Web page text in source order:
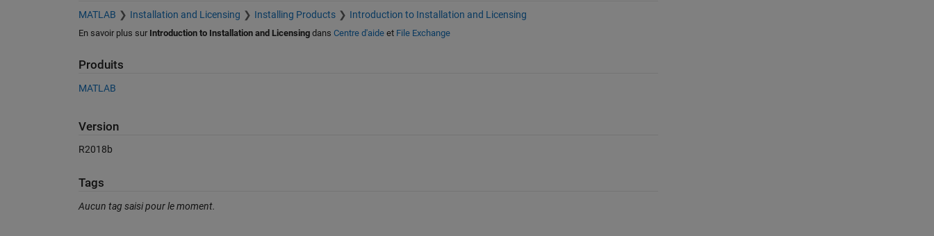
MATLAB Installation and Licensing Installing Products Introduction to Installation and Licensing
En savoir plus sur Introduction to Installation and Licensingdans Centre d'aideet File Exchange
Produits
MATLAB
Version
R2018b
Tags
Aucun tag saisi pour le moment.